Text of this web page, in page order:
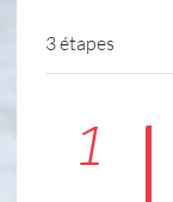
3 étapes
1